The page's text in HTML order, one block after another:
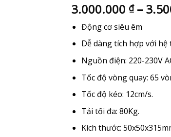
3.000.000 ₫ –
Động cơ siêu êm
Dễ dàng tích hợp với
Nguồn điện: 220-230V
Tốc độ vòng quay: 65
Tốc độ kéo: 12cm/s.
Tải tối đa: 80Kg.
Kích thước: